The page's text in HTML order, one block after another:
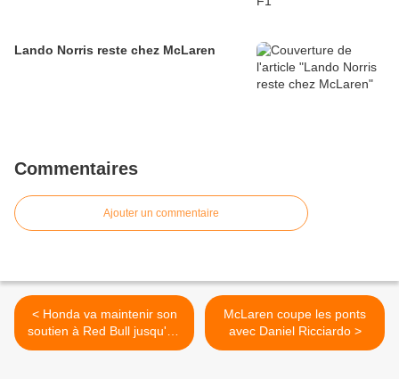
Lando Norris reste chez McLaren
Commentaires
Ajouter un commentaire
< Honda va maintenir son
soutien à Red Bull jusqu'en
2025
McLaren coupe les ponts
avec Daniel Ricciardo >